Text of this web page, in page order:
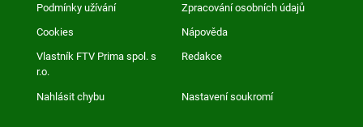
Podmínky užívání Zpracování osobních údajů
Cookies Nápověda
Vlastník FTV Prima spol. s
r.o.
Redakce
Nahlásit chybu Nastavení soukromí